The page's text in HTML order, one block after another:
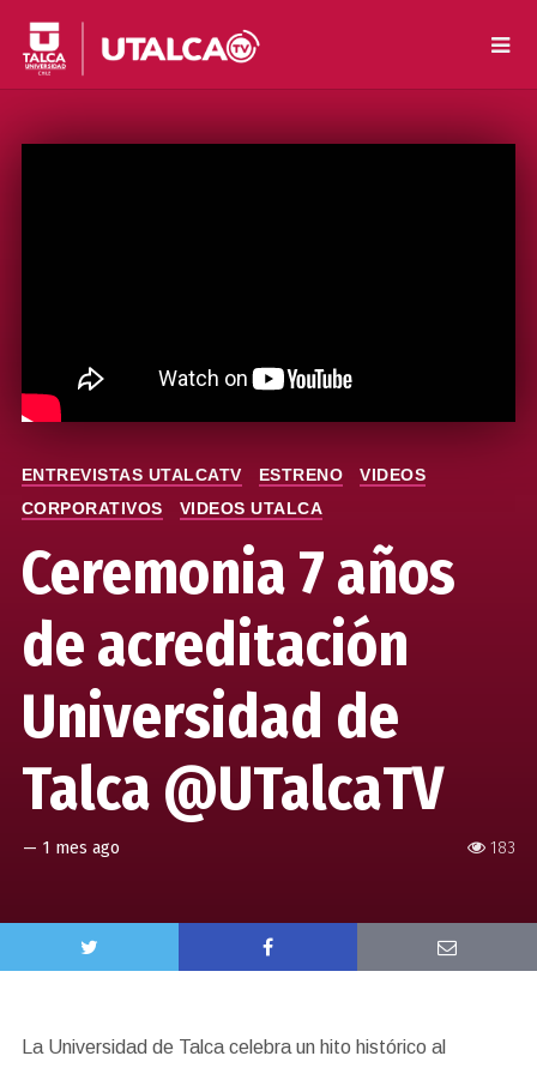
183
ENTREVISTAS UTALCATV ESTRENO
VIDEOS
CORPORATIVOS
VIDEOS UTALCA
Ceremonia 7 años
de acreditación
Universidad de
Talca @UTalcaTV
— 1 mes ago
La Universidad de Talca celebra un hito histórico al